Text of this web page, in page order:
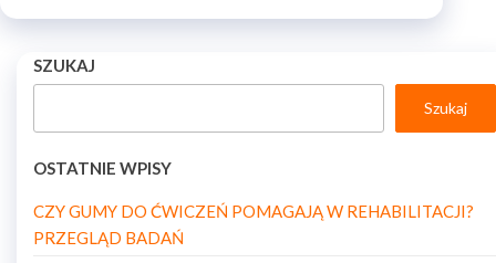
SZUKAJ
Szukaj
OSTATNIE WPISY
CZY GUMY DO ĆWICZEŃ POMAGAJĄ W REHABILITACJI?
PRZEGLĄD BADAŃ